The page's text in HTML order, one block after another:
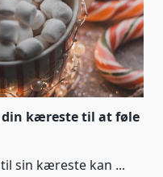
din kæreste til at føle
sin kæreste kan ...